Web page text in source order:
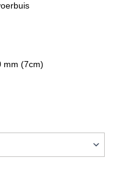
mm (7cm)